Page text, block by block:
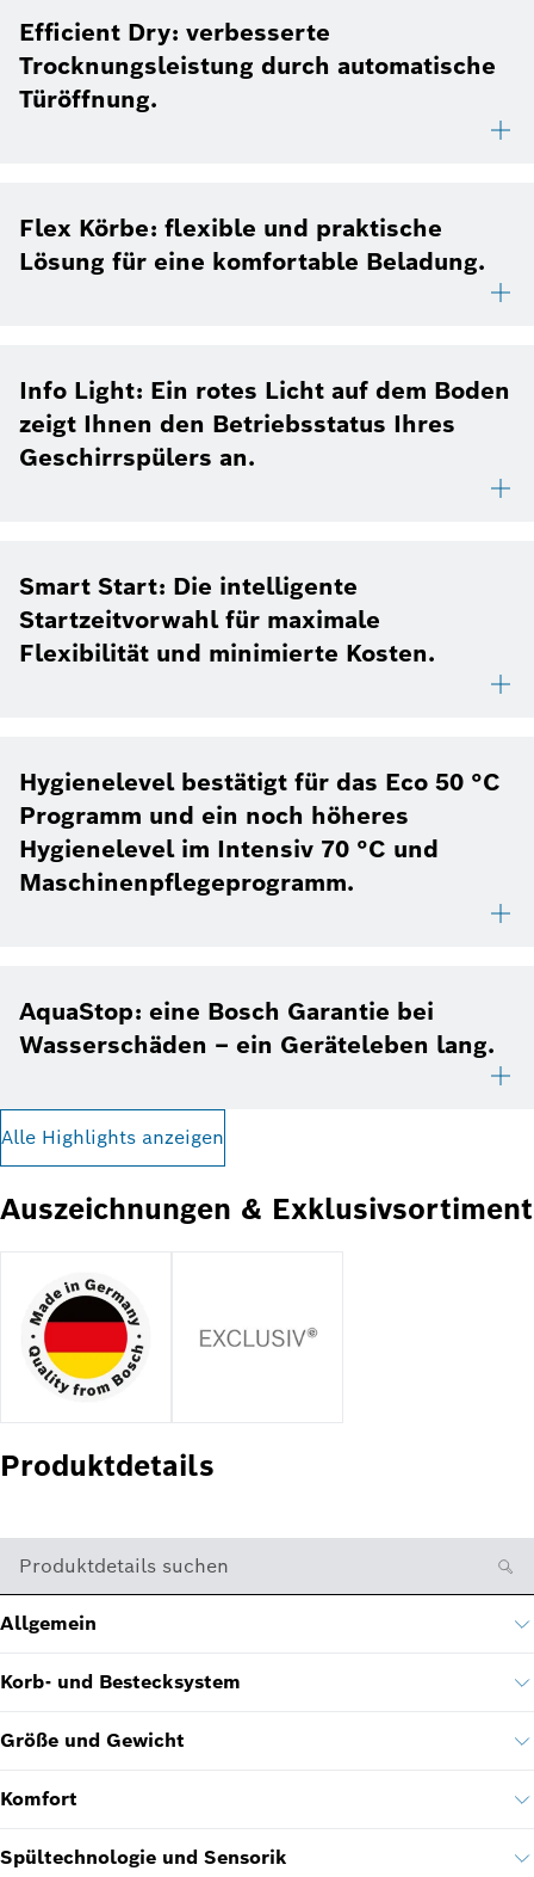
Efficient Dry: verbesserte
Trocknungsleistung durch automatische
Türöffnung.
Flex Körbe: flexible und praktische
Lösung für eine komfortable Beladung.
Info Light: Ein rotes Licht auf dem Boden
zeigt Ihnen den Betriebsstatus Ihres
Geschirrspülers an.
Smart Start: Die intelligente
Startzeitvorwahl für maximale
Flexibilität und minimierte Kosten.
Hygienelevel bestätigt für das Eco 50 °C
Programm und ein noch höheres
Hygienelevel im Intensiv 70 °C und
Maschinenpflegeprogramm.
AquaStop: eine Bosch Garantie bei
Wasserschäden – ein Geräteleben lang.
Alle Highlights anzeigen
Auszeichnungen & Exklusivsortiment
Produktdetails
Produktdetails suchen
Allgemein
Korb- und Bestecksystem
Größe und Gewicht
Komfort
Spültechnologie und Sensorik